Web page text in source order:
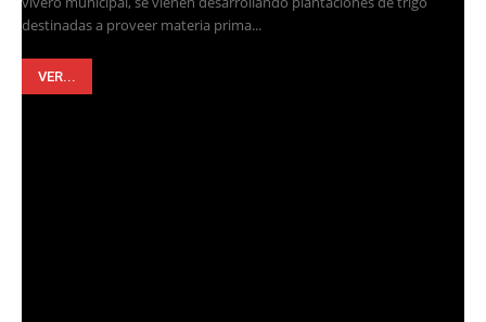
destinadas a proveer materia prima...
VER...